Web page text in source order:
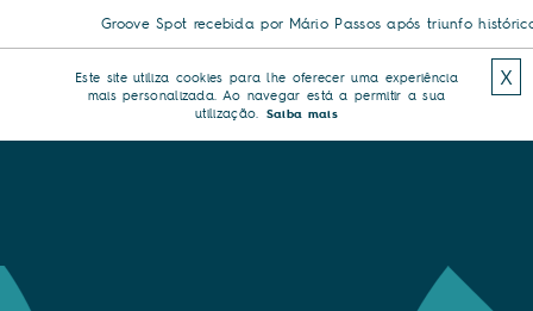
Groove Spot recebida por Mário Passos após triunfo histórico
Este site utiliza cookies para lhe oferecer uma experiência
mais personalizada. Ao navegar está a permitir a sua
utilização. Saiba mais
X